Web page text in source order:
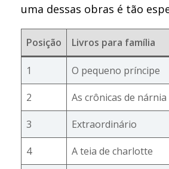
uma dessas obras é tão
Posição Livros para família
1 O pequeno príncipe
2 As crônicas de nárnia
3 Extraordinário
4 A teia de charlotte